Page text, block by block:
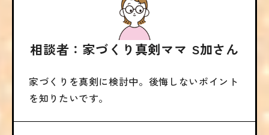
相談者：家づくり真剣ママ S加さん
家づくりを真剣に検討中。後悔しないポイント
を知りたいです。